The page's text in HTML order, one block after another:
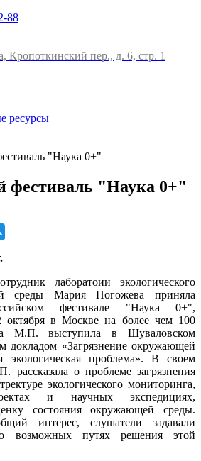
88
Кропоткинский пер., д. 6, стр. 1
ресурсы
"Наука 0+"
фестиваль "Наука 0+"
лаборатоии экологического
среды Мария Погожева приняла
фестивале "Наука 0+",
в Москве на более чем 100
М.П. выступила в Шуваловском
докладом «Загрязнение окружающей
экологическая проблема». В своем
рассказала о проблеме загрязнения
экологического мониторинга,
и научных экспедициях,
состояния окружающей среды.
интерес, слушатели задавали
возможных путях решения этой